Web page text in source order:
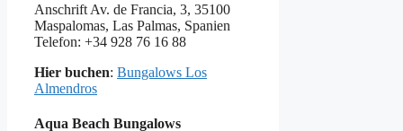
Anschrift Av. de Francia, 3, 35100
Maspalomas, Las Palmas, Spanien
Telefon: +34 928 76 16 88
Hier buchen: Bungalows Los
Almendros
Aqua Beach Bungalows